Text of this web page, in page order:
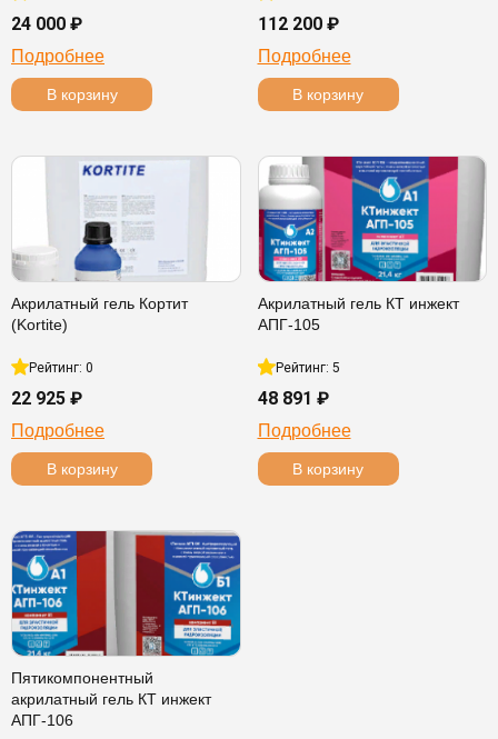
24 000 ₽
Подробнее
В корзину
112 200 ₽
Подробнее
В корзину
Акрилатный гель Кортит
(Kortite)
Рейтинг: 0
22 925 ₽
Подробнее
В корзину
Акрилатный гель КТ инжект
АПГ-105
Рейтинг: 5
48 891 ₽
Подробнее
В корзину
Пятикомпонентный
акрилатный гель КТ инжект
АПГ-106